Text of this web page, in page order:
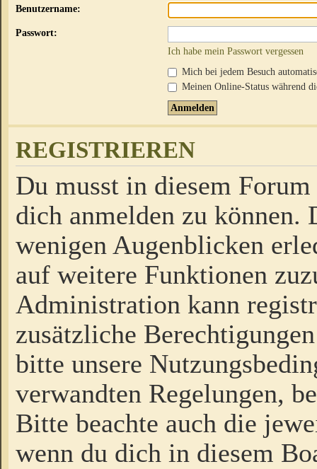
Benutzername:
Passwort:
Ich habe mein Passwort vergessen
Mich bei jedem Besuch
Meinen Online-Status während
REGISTRIEREN
Du musst in diesem
dich anmelden zu
wenigen Augenblicken
auf weitere Funktionen
Administration kann
zusätzliche
bitte unsere
verwandten Regelungen,
Bitte beachte auch die
wenn du dich in diesem